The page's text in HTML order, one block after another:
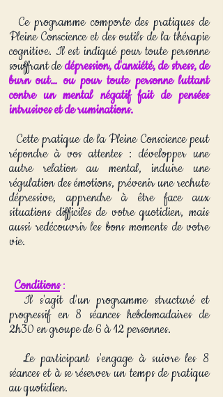
Ce programme comporte des pratiques de
Pleine Conscience et des outils de la thérapie
cognitive. Il est indiqué pour toute personne
souffrant dedépression, d'anxiété, de stress, de
burn out… ou pour toute personne luttant
contre un mental négatif fait de pensées
intrusives et de ruminations.
Cette pratique de la Pleine Conscience peut
répondre à vos attentes : développer une
autre relation au mental, induire une
régulation des émotions, prévenir une rechute
dépressive, apprendre à être face aux
situations difficiles de votre quotidien, mais
aussi redécouvrir les bons moments de votre
vie.
Conditions :
Il s'agit d'un programme structuré et
progressif en 8 séances hebdomadaires de
2h30 en groupe de 6 à 12 personnes.
Le participant s'engage à suivre les 8
séances et à se réserver un temps de pratique
au quotidien.